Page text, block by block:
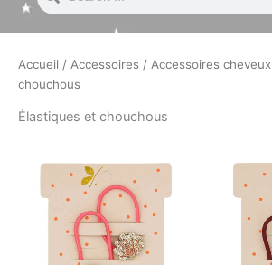
Accueil / Accessoires / Accessoires cheveux
chouchous
Élastiques et chouchous